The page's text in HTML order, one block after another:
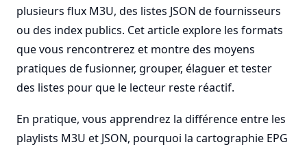
plusieurs flux M3U, des listes JSON de fournisseurs
ou des index publics. Cet article explore les formats
que vous rencontrerez et montre des moyens
pratiques de fusionner, grouper, élaguer et tester
des listes pour que le lecteur reste réactif.
En pratique, vous apprendrez la différence entre les
playlists M3U et JSON, pourquoi la cartographie EPG